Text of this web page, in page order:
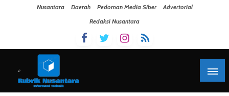
Nusantara Daerah Pedoman Media Siber
Advertorial
Redaksi Nusantara